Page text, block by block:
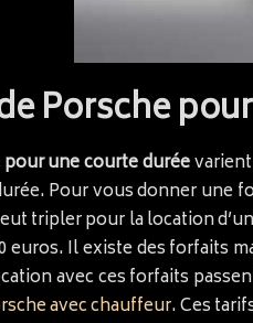
Porsche
une courte duréevarient
Pour vous donner une
tripler pour la location
euros. Il existe des
avec ces forfaits
avec chauffeur.Ces